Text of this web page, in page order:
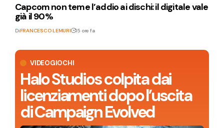
VIDEOGIOCHI
Halo Studios colpita dai
licenziamenti dopo l’uscita
di Campaign Evolved
Capcom non teme l’addio ai dischi: il digitale vale
già il 90%
DiFRANCESCO LEMURI 15 ore fa